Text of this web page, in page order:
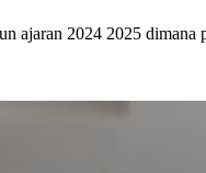
ajaran 2024 2025